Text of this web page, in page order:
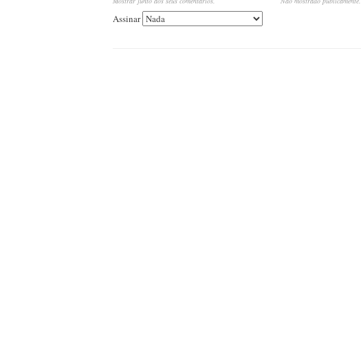
Assinar